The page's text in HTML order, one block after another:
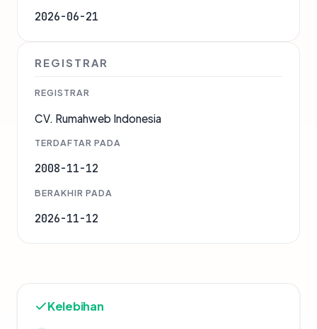
2026-06-21
REGISTRAR
REGISTRAR
CV. Rumahweb Indonesia
TERDAFTAR PADA
2008-11-12
BERAKHIR PADA
2026-11-12
Kelebihan